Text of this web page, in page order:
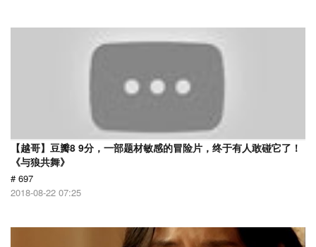
【越哥】豆瓣8 9分，一部题材敏感的冒险片，终于有人敢碰它了！
《与狼共舞》
# 697
2018-08-22 07:25